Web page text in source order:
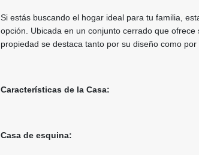
Si estás buscando el hogar ideal para tu familia,
opción. Ubicada en un conjunto cerrado que
propiedad se destaca tanto por su diseño como por
Características de la Casa:
Casa de esquina: